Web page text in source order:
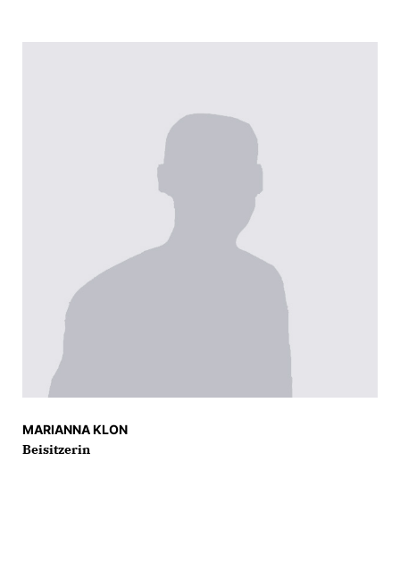
MARIANNA KLON
Beisitzerin